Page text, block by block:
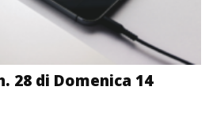
28 di Domenica 14